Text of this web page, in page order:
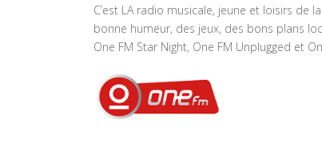
C’est LA radio musicale, jeune et loisirs de
bonne humeur, des jeux, des bons plans
One FM Star Night, One FM Unplugged et